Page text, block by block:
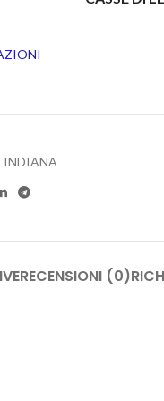
INDIANA
RECENSIONI (0)